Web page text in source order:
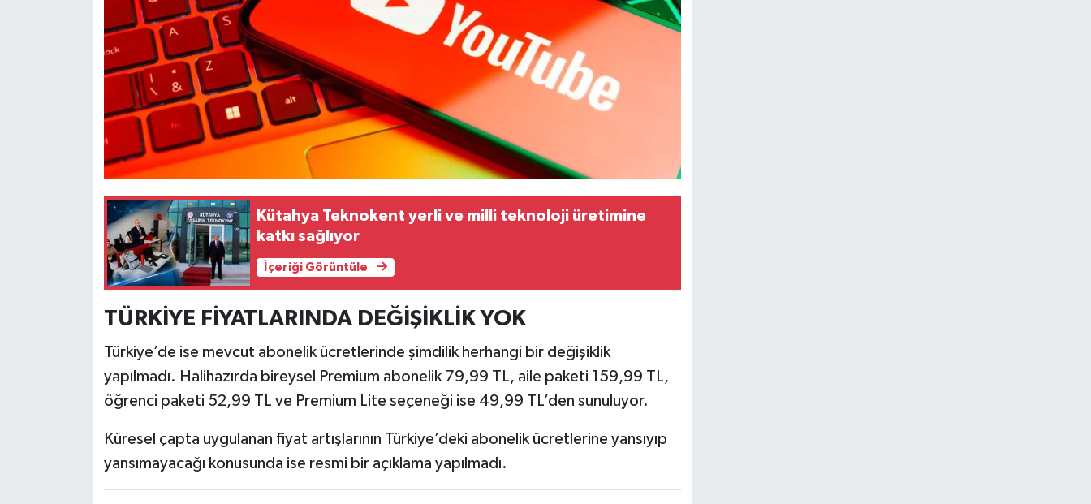
Kütahya Teknokent yerli ve milli teknoloji üretimine
katkı sağlıyor
İçeriği Görüntüle
TÜRKİYE FİYATLARINDA DEĞİŞİKLİK YOK
Türkiye’de ise mevcut abonelik ücretlerinde şimdilik herhangi bir değişiklik
yapılmadı. Halihazırda bireysel Premium abonelik 79,99 TL, aile paketi 159,99 TL,
öğrenci paketi 52,99 TL ve Premium Lite seçeneği ise 49,99 TL’den sunuluyor.
Küresel çapta uygulanan fiyat artışlarının Türkiye’deki abonelik ücretlerine yansıyıp
yansımayacağı konusunda ise resmi bir açıklama yapılmadı.
Teknoloji
Video Galeri
Yemek Tarifleri